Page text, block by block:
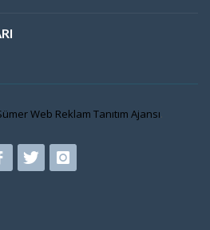
Web Reklam Tanıtım Ajansı.